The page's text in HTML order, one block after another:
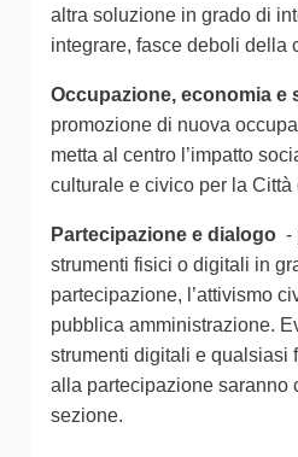
altra soluzione in grado di
integrare, fasce deboli della
Occupazione, economia e
promozione di nuova
metta al centro l’impatto
culturale e civico per la Città
Partecipazione e dialogo -
strumenti fisici o digitali in
partecipazione, l’attivismo
pubblica amministrazione.
strumenti digitali e qualsiasi
alla partecipazione saranno
sezione.